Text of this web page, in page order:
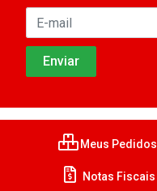
Meus Pedidos
Notas Fiscais